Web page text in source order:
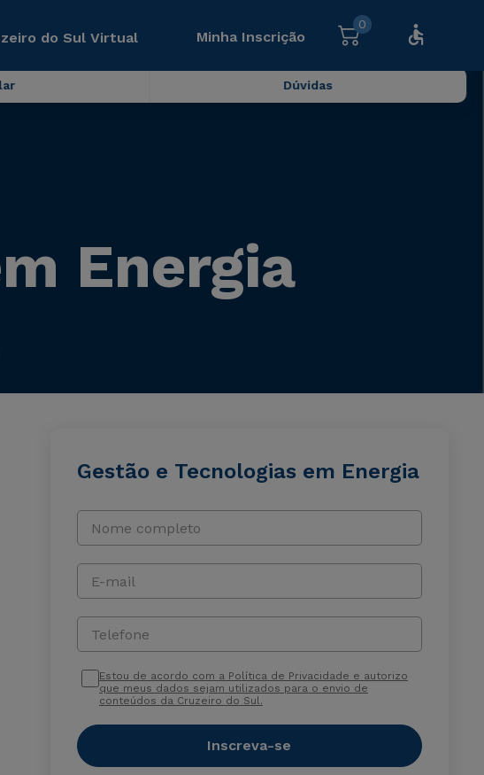
do Sul Virtual Minha Inscrição
0
Dúvidas
Energia
Gestão e Tecnologias em Energia
Nome completo
E-mail
Telefone
Estou de acordo com a Política de Privacidade e autorizo
que meus dados sejam utilizados para o envio de
conteúdos da Cruzeiro do Sul.
Inscreva-se